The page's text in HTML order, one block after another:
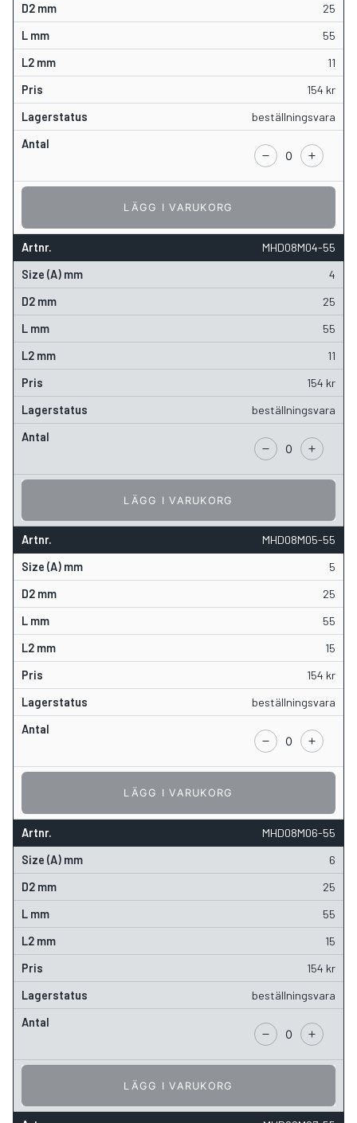
25
55
11
154 kr
beställningsvara
LÄGG I VARUKORG
MHD08M04-55
4
25
55
11
154 kr
beställningsvara
LÄGG I VARUKORG
MHD08M05-55
5
25
55
15
154 kr
beställningsvara
LÄGG I VARUKORG
MHD08M06-55
6
25
55
15
154 kr
beställningsvara
LÄGG I VARUKORG